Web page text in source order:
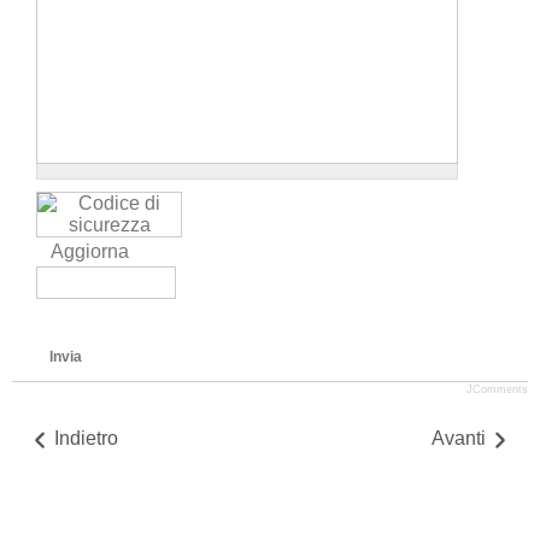
Aggiorna
Invia
JComments
Indietro Avanti